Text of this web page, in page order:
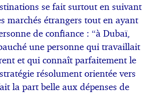
se fait surtout en suivant
marchés étrangers tout en ayant
de confiance : “à Dubaï,
une personne qui travaillait
et qui connaît parfaitement le
résolument orientée vers
la part belle aux dépenses de